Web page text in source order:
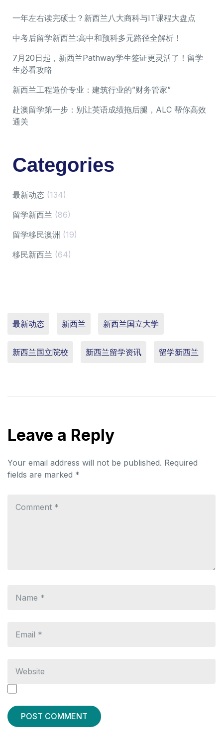
一年左右读完硕士？新西兰八大商科与IT课程大盘点
中考后留学新西兰:高中和预科多元路径全解析！
7月20日起，新西兰Pathway学生签证更灵活了！留学
生必看攻略
新西兰工程造价专业：建筑行业的”财务管家”
赴澳留学第一步：别让英语成绩拖后腿，ALC 帮你高效
通关
Categories
最新动态 (134)
留学新西兰 (86)
留学移民澳洲 (19)
移民新西兰 (64)
最新动态 新西兰 新西兰国立大学
新西兰国立院校 新西兰留学资讯 留学新西兰
Leave a Reply
Your email address will not be published. Required
fields are marked *